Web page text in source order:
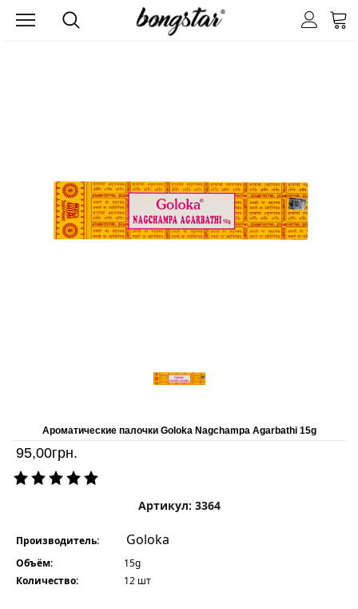
Ароматические палочки Goloka Nagchampa Agarbathi 15g
95,00грн.
Артикул: 3364
Производитель: Goloka
Объём:
15g
Количество:
12 шт